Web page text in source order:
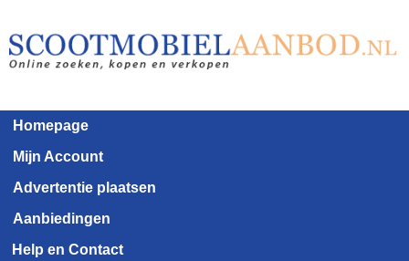
Homepage
Mijn Account
Advertentie plaatsen
Aanbiedingen
Help en Contact